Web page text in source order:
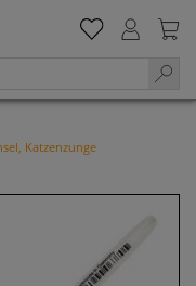
Katzenzunge